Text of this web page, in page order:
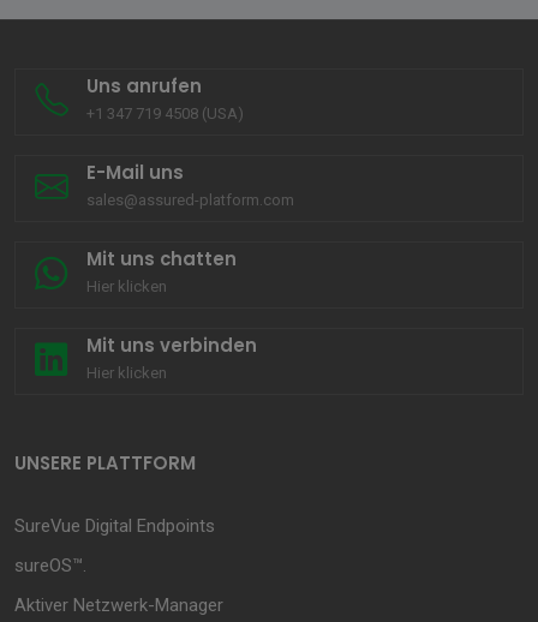
Uns anrufen
+1 347 719 4508 (USA)
E-Mail uns
sales@assured-platform.com
Mit uns chatten
Hier klicken
Mit uns verbinden
Hier klicken
UNSERE PLATTFORM
SureVue Digital Endpoints
sureOS™.
Aktiver Netzwerk-Manager